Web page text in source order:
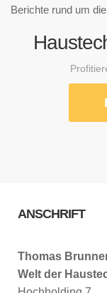
Berichte rund um
ANSCHRIFT
Thomas
Welt der